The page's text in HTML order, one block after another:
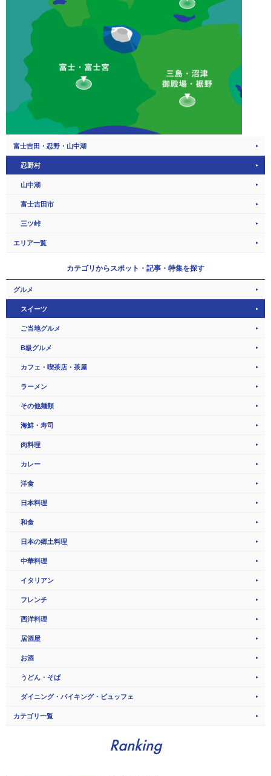
富士吉田・忍野・山中湖
忍野村
山中湖
富士吉田市
三ツ峠
エリア一覧
カテゴリからスポット・記事・特集を探す
グルメ
スイーツ
ご当地グルメ
B級グルメ
カフェ・喫茶店・茶屋
ラーメン
その他麺類
海鮮・寿司
肉料理
カレー
洋食
日本料理
和食
日本の郷土料理
中華料理
イタリアン
フレンチ
西洋料理
居酒屋
お酒
うどん・そば
ダイニング・バイキング・ビュッフェ
カテゴリ一覧
Ranking